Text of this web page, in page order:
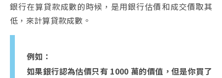
銀行在算貸款成數的時候，是用銀行估價和成交價取其
低，來計算貸款成數。
例如：
如果銀行認為估價只有 1000 萬的價值，但是你買了